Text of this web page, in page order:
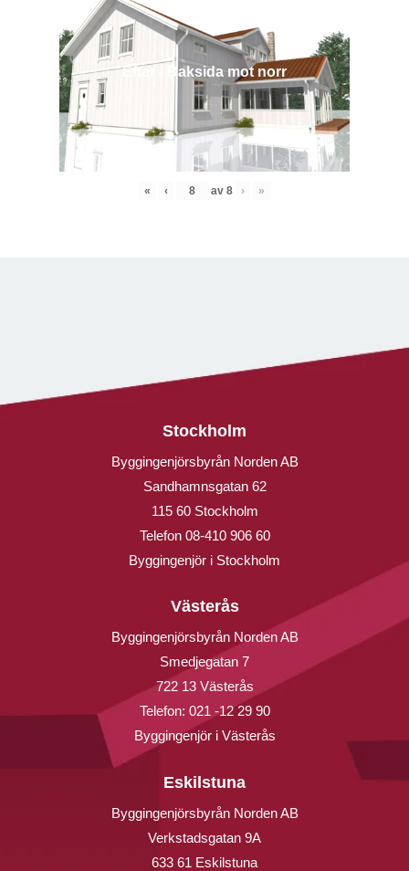
Efter - Baksida mot norr
« ‹ av 8 › »
Stockholm
Byggingenjörsbyrån Norden AB
Sandhamnsgatan 62
115 60 Stockholm
Telefon 08-410 906 60
Byggingenjör i Stockholm
Västerås
Byggingenjörsbyrån Norden AB
Smedjegatan 7
722 13 Västerås
Telefon: 021 -12 29 90
Byggingenjör i Västerås
Eskilstuna
Byggingenjörsbyrån Norden AB
Verkstadsgatan 9A
633 61 Eskilstuna